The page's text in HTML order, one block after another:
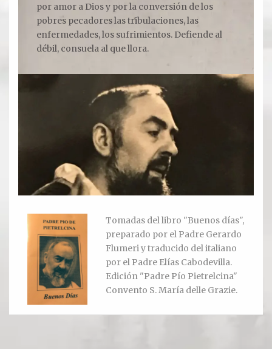
Revista «La Voz del Padre Pío»
Contar mi testimonio
LUGARES
Compartir un lugar
EL MILAGRO
El Milagro
Relación con Flia. Damiani
Galería y testimonios
Reliquias
ORACIONES
por amor a Dios y por la conversión de los
pobres pecadores las tribulaciones, las
enfermedades, los sufrimientos. Defiende al
débil, consuela al que llora.
Tomadas del libro "Buenos días",
preparado por el Padre Gerardo
Flumeri y traducido del italiano
por el Padre Elías Cabodevilla.
Edición "Padre Pío Pietrelcina"
Convento S. María delle Grazie.